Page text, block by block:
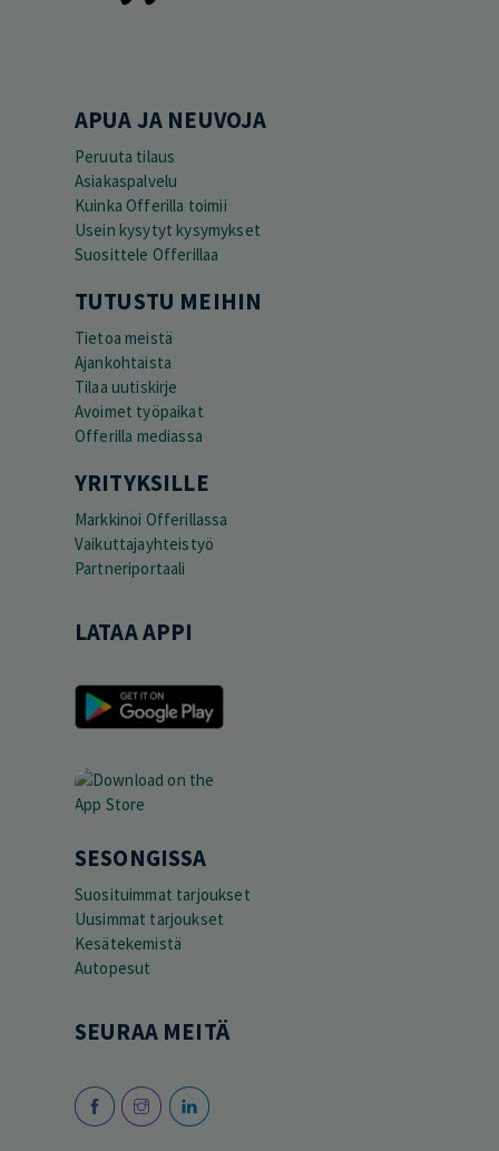
APUA JA NEUVOJA
Peruuta tilaus
Asiakaspalvelu
Kuinka Offerilla toimii
Usein kysytyt kysymykset
Suosittele Offerillaa
TUTUSTU MEIHIN
Tietoa meistä
Ajankohtaista
Tilaa uutiskirje
Avoimet työpaikat
Offerilla mediassa
YRITYKSILLE
Markkinoi Offerillassa
Vaikuttajayhteistyö
Partneriportaali
LATAA APPI
SESONGISSA
Suosituimmat tarjoukset
Uusimmat tarjoukset
Kesätekemistä
Autopesut
SEURAA MEITÄ